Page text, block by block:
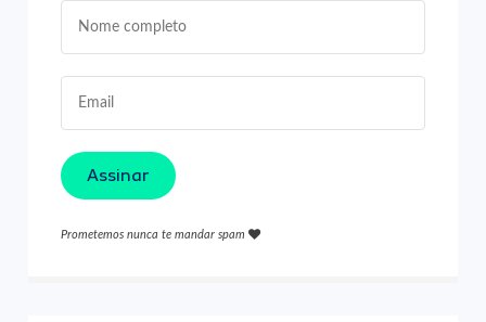
Assinar
Prometemos nunca te mandar spam